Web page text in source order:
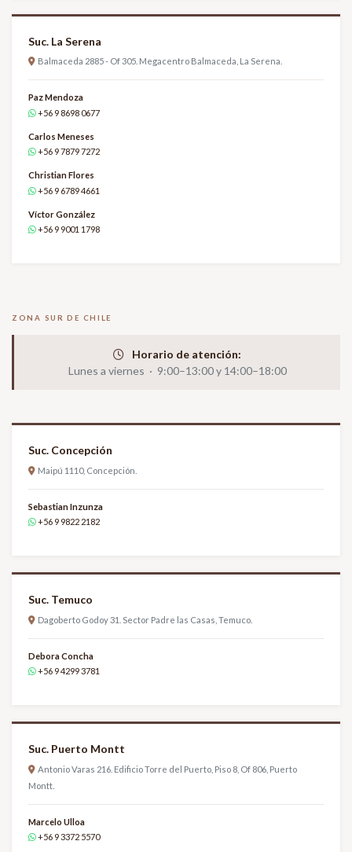
Suc. La Serena
Balmaceda 2885 - Of 305. Megacentro Balmaceda, La Serena.
Paz Mendoza
+56 9 8698 0677
Carlos Meneses
+56 9 7879 7272
Christian Flores
+56 9 6789 4661
Víctor González
+56 9 9001 1798
ZONA SUR DE CHILE
Horario de atención:
Lunes a viernes · 9:00–13:00 y 14:00–18:00
Suc. Concepción
Maipú 1110, Concepción.
Sebastian Inzunza
+56 9 9822 2182
Suc. Temuco
Dagoberto Godoy 31. Sector Padre las Casas, Temuco.
Debora Concha
+56 9 4299 3781
Suc. Puerto Montt
Antonio Varas 216. Edificio Torre del Puerto, Piso 8, Of 806, Puerto
Montt.
Marcelo Ulloa
+56 9 3372 5570